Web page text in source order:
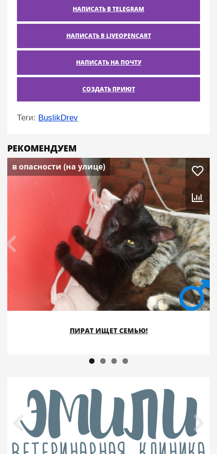
НАПИСАТЬ В TELEGRAM
НАПИСАТЬ В LIVEOPENCART
НАПИСАТЬ НА ПОЧТУ
СОЗДАТЬ ПРИЮТ
Теги: BuslikDrev
РЕКОМЕНДУЕМ
в опасности (на улице)
ПИРАТ ИЩЕТ СЕМЬЮ!